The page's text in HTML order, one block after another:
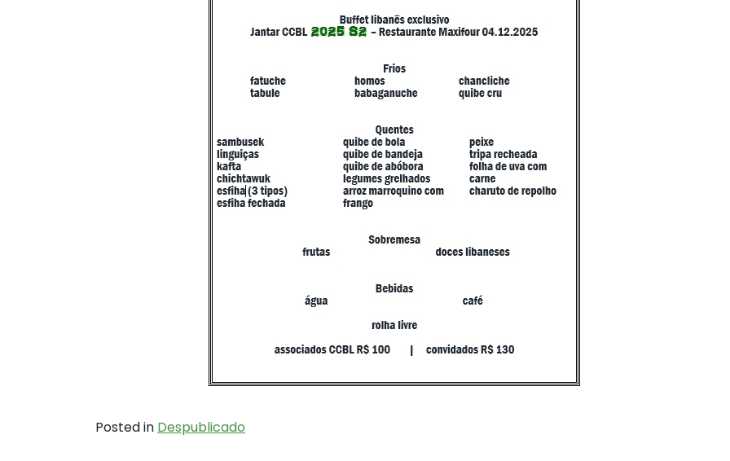
Posted in Despublicado